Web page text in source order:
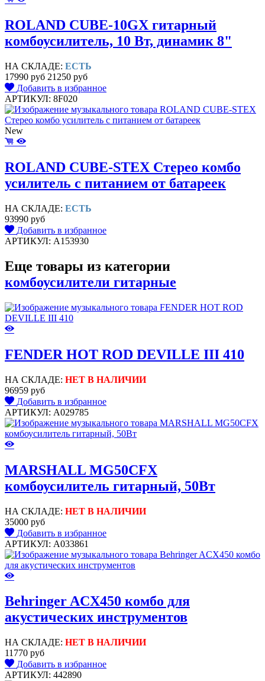
ROLAND CUBE-10GX гитарный
комбоусилитель, 10 Вт, динамик 8"
НА СКЛАДЕ: ЕСТЬ
17990 руб 21250 руб
Добавить в избранное
АРТИКУЛ: 8F020
New
ROLAND CUBE-STEX Стерео комбо
усилитель с питанием от батареек
НА СКЛАДЕ: ЕСТЬ
93990 руб
Добавить в избранное
АРТИКУЛ: A153930
Еще товары из категории
комбоусилители гитарные
FENDER HOT ROD DEVILLE III 410
НА СКЛАДЕ: НЕТ В НАЛИЧИИ
96959 руб
Добавить в избранное
АРТИКУЛ: A029785
MARSHALL MG50CFX
комбоусилитель гитарный, 50Вт
НА СКЛАДЕ: НЕТ В НАЛИЧИИ
35000 руб
Добавить в избранное
АРТИКУЛ: A033861
Behringer ACX450 комбо для
акустических инструментов
НА СКЛАДЕ: НЕТ В НАЛИЧИИ
11770 руб
Добавить в избранное
АРТИКУЛ: 442890